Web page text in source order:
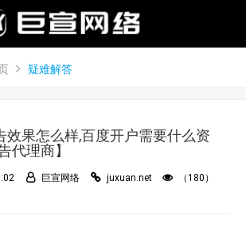
疑难解答
效果怎么样,百度开户需要什么资
代理商】
巨宣网络 juxuan.net
（180）